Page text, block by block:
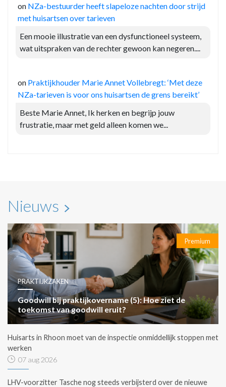
on NZa-bestuurder heeft slapeloze nachten door strijd
met huisartsen over tarieven
Een mooie illustratie van een dysfunctioneel systeem,
wat uitspraken van de rechter gewoon kan negeren....
on Praktijkhouder Marie Annet Vollebregt: ‘Met deze
NZa-tarieven is voor ons huisartsen de grens bereikt’
Beste Marie Annet, Ik herken en begrijp jouw
frustratie, maar met geld alleen komen we...
Nieuws
Premium
PRAKTIJKZAKEN
Goodwill bij praktijkovername (5): Hoe ziet de
toekomst van goodwill eruit?
Huisarts in Rhoon moet van de inspectie onmiddellijk stoppen met
werken
07 aug 2026
LHV-voorzitter Tasche nog steeds verbijsterd over de nieuwe